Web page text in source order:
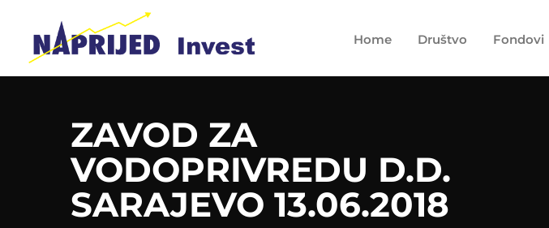
Home Društvo Fondovi
ZAVOD ZA
VODOPRIVREDU D.D.
SARAJEVO 13.06.2018